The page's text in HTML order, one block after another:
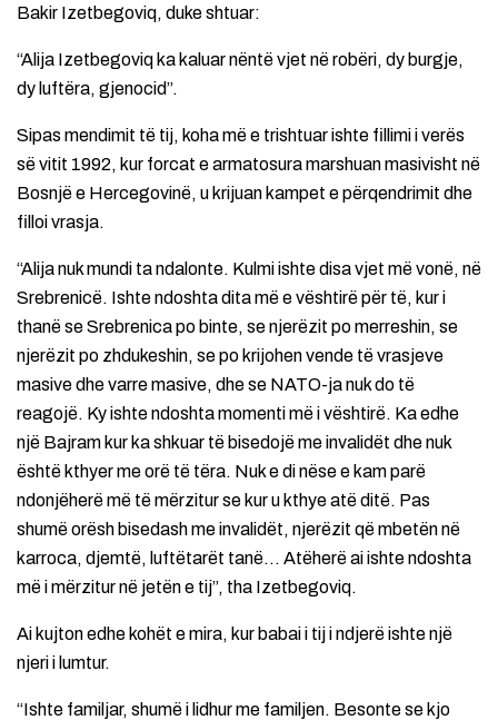
Bakir Izetbegoviq, duke shtuar:
“Alija Izetbegoviq ka kaluar nëntë vjet në robëri, dy burgje,
dy luftëra, gjenocid”.
Sipas mendimit të tij, koha më e trishtuar ishte fillimi i verës
së vitit 1992, kur forcat e armatosura marshuan masivisht në
Bosnjë e Hercegovinë, u krijuan kampet e përqendrimit dhe
filloi vrasja.
“Alija nuk mundi ta ndalonte. Kulmi ishte disa vjet më vonë, në
Srebrenicë. Ishte ndoshta dita më e vështirë për të, kur i
thanë se Srebrenica po binte, se njerëzit po merreshin, se
njerëzit po zhdukeshin, se po krijohen vende të vrasjeve
masive dhe varre masive, dhe se NATO-ja nuk do të
reagojë. Ky ishte ndoshta momenti më i vështirë. Ka edhe
një Bajram kur ka shkuar të bisedojë me invalidët dhe nuk
është kthyer me orë të tëra. Nuk e di nëse e kam parë
ndonjëherë më të mërzitur se kur u kthye atë ditë. Pas
shumë orësh bisedash me invalidët, njerëzit që mbetën në
karroca, djemtë, luftëtarët tanë… Atëherë ai ishte ndoshta
më i mërzitur në jetën e tij”, tha Izetbegoviq.
Ai kujton edhe kohët e mira, kur babai i tij i ndjerë ishte një
njeri i lumtur.
“Ishte familjar, shumë i lidhur me familjen. Besonte se kjo